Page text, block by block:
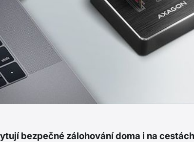
bezpečné zálohování doma i na cestách